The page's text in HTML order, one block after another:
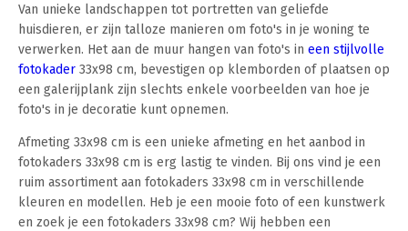
Van unieke landschappen tot portretten van geliefde
huisdieren, er zijn talloze manieren om foto's in je woning te
verwerken. Het aan de muur hangen van foto's in een stijlvolle
fotokader 33x98 cm, bevestigen op klemborden of plaatsen op
een galerijplank zijn slechts enkele voorbeelden van hoe je
foto's in je decoratie kunt opnemen.
Afmeting 33x98 cm is een unieke afmeting en het aanbod in
fotokaders 33x98 cm is erg lastig te vinden. Bij ons vind je een
ruim assortiment aan fotokaders 33x98 cm in verschillende
kleuren en modellen. Heb je een mooie foto of een kunstwerk
en zoek je een fotokaders 33x98 cm? Wij hebben een